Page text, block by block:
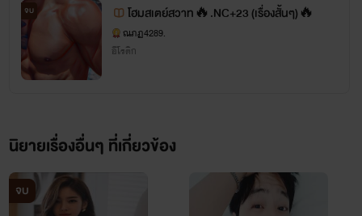
จบ โฮมสเตย์สวาท🔥.NC+23 (เรื่องสั้นๆ)🔥
ณภฏ4289.
อีโรติก
นิยายเรื่องอื่นๆ ที่เกี่ยวข้อง
จบ